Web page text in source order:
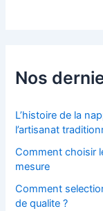
Nos
L’histoire de la
l’artisanat
Comment choisir
mesure
Comment
de qualite ?